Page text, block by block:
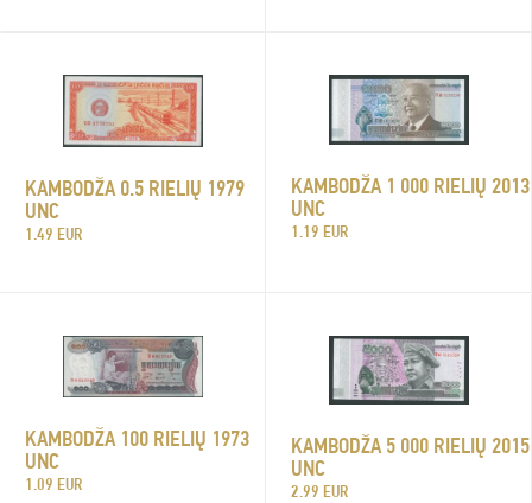
KAMBODŽA 0.5 RIELIŲ 1979
UNC
1.49 EUR
KAMBODŽA 1 000 RIELIŲ 2013
UNC
1.19 EUR
KAMBODŽA 100 RIELIŲ 1973
UNC
1.09 EUR
KAMBODŽA 5 000 RIELIŲ 2015
UNC
2.99 EUR